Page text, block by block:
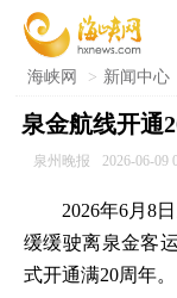
海峡网 > 新闻中心
泉金航线开通
泉州晚报 2026-06-09
2026年6月8
缓缓驶离泉金客
式开通满20周年。